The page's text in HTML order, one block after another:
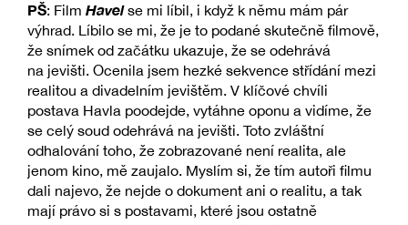
PŠ: Film Havelse mi líbil, i když k němu mám pár
výhrad. Líbilo se mi, že je to podané skutečně filmově,
že snímek od začátku ukazuje, že se odehrává
na jevišti. Ocenila jsem hezké sekvence střídání mezi
realitou a divadelním jevištěm. V klíčové chvíli
postava Havla poodejde, vytáhne oponu a vidíme, že
se celý soud odehrává na jevišti. Toto zvláštní
odhalování toho, že zobrazované není realita, ale
jenom kino, mě zaujalo. Myslím si, že tím autoři filmu
dali najevo, že nejde o dokument ani o realitu, a tak
mají právo si s postavami, které jsou ostatně